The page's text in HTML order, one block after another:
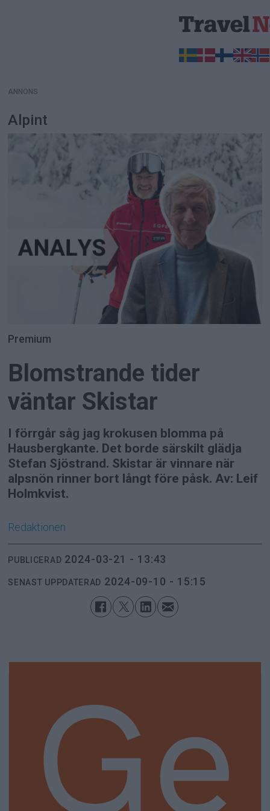
ANNONS
Alpint
Premium
Blomstrande tider
väntar Skistar
I förrgår såg jag krokusen blomma på
Hausbergkante. Det borde särskilt glädja
Stefan Sjöstrand. Skistar är vinnare när
alpsnön rinner bort långt före påsk. Av: Leif
Holmkvist.
Redaktionen
PUBLICERAD 2024-03-21 - 13:43
SENAST UPPDATERAD 2024-09-10 - 15:15
Ge